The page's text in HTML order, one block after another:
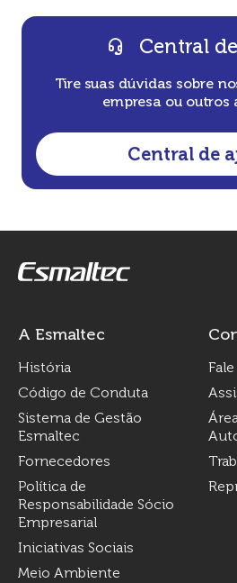
Central
Tire suas dúvidas sobre
empresa ou outros
Central de
A Esmaltec
História
Código de Conduta
Sistema de Gestão
Esmaltec
Fornecedores
Política de
Responsabilidade Sócio
Empresarial
Iniciativas Sociais
Meio Ambiente